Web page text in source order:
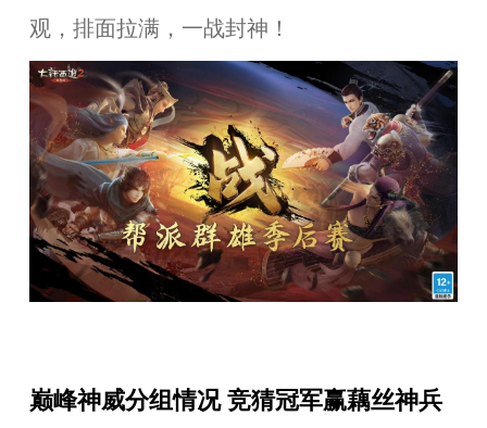
观，排面拉满，一战封神！
巅峰神威分组情况 竞猜冠军赢藕丝神兵